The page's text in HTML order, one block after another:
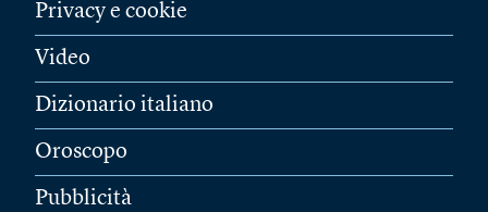
Privacy e cookie
Video
Dizionario italiano
Oroscopo
Pubblicità